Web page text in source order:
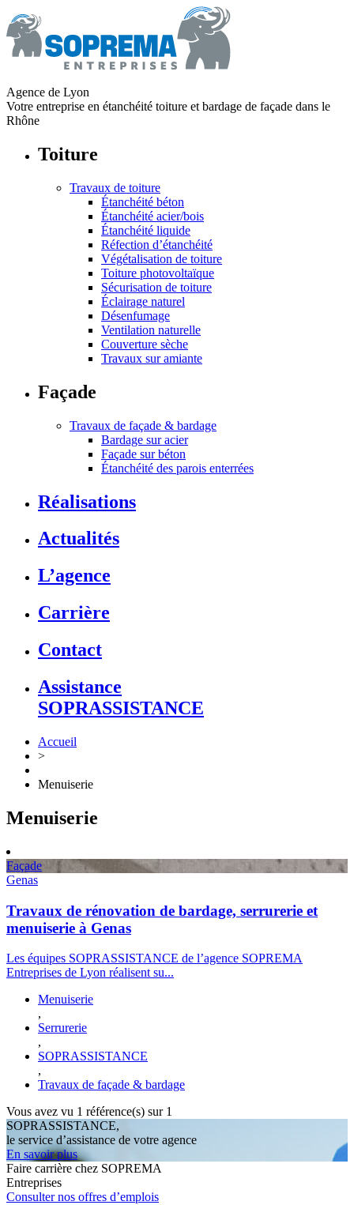
Agence de Lyon
Votre entreprise en étanchéité toiture et bardage de façade dans le
Rhône
Toiture
Travaux de toiture
Étanchéité béton
Étanchéité acier/bois
Étanchéité liquide
Réfection d’étanchéité
Végétalisation de toiture
Toiture photovoltaïque
Sécurisation de toiture
Éclairage naturel
Désenfumage
Ventilation naturelle
Couverture sèche
Travaux sur amiante
Façade
Travaux de façade & bardage
Bardage sur acier
Façade sur béton
Étanchéité des parois enterrées
Réalisations
Actualités
L’agence
Carrière
Contact
Assistance
SOPRASSISTANCE
Accueil
>
Menuiserie
Menuiserie
Façade
Genas
Travaux de rénovation de bardage, serrurerie et
menuiserie à Genas
Les équipes SOPRASSISTANCE de l’agence SOPREMA
Entreprises de Lyon réalisent su...
Menuiserie
,
Serrurerie
,
SOPRASSISTANCE
,
Travaux de façade & bardage
Vous avez vu 1 référence(s) sur 1
SOPRASSISTANCE,
le service d’assistance de votre agence
En savoir plus
Faire carrière chez SOPREMA
Entreprises
Consulter nos offres d’emplois